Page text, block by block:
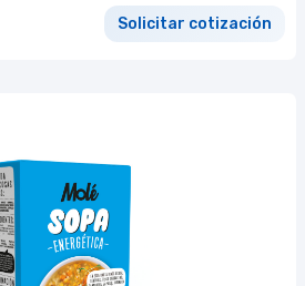
Solicitar cotización